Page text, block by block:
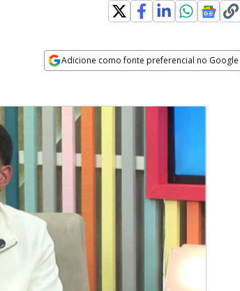
Adicione como fonte preferencial no Google